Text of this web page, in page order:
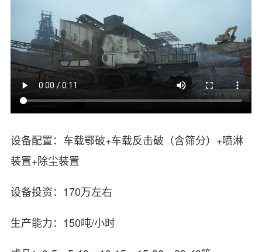
设备配置：车载鄂破+车载反击破（含筛分）+喷淋
装置+除尘装置
设备投资：170万左右
生产能力：150吨/小时